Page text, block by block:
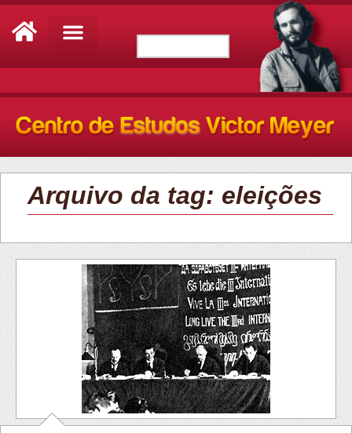
Arquivo da tag: eleições